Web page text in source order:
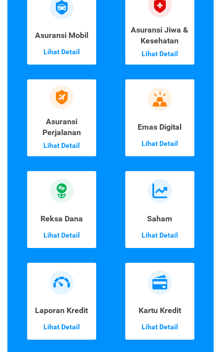
Asuransi Mobil
Lihat Detail
Asuransi Jiwa &
Kesehatan
Lihat Detail
Asuransi
Perjalanan
Lihat Detail
Emas Digital
Lihat Detail
Reksa Dana
Lihat Detail
Saham
Lihat Detail
Laporan Kredit
Lihat Detail
Kartu Kredit
Lihat Detail